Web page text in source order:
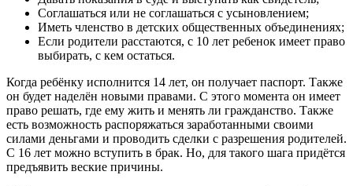
Соглашаться или не соглашаться с усыновлением;
Иметь членство в детских общественных объединениях;
Если родители расстаются, с 10 лет ребенок имеет право
выбирать, с кем остаться.
Когда ребёнку исполнится 14 лет, он получает паспорт. Также
он будет наделён новыми правами. С этого момента он имеет
право решать, где ему жить и менять ли гражданство. Также
есть возможность распоряжаться заработанными своими
силами деньгами и проводить сделки с разрешения родителей.
С 16 лет можно вступить в брак. Но, для такого шага придётся
предъявить веские причины.